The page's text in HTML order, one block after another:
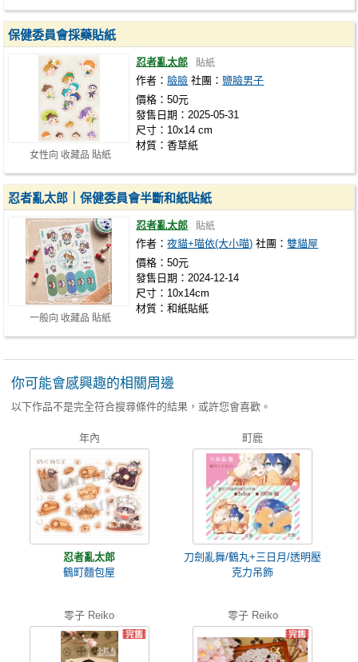
女性向 收藏品 貼紙
保健委員會採藥貼紙
忍者亂太郎 貼紙
作者：臉臉 社團： 鹽臉男子
價格：50元
發售日期：2025-05-31
尺寸：10x14 cm
材質：香草紙
一般向 收藏品 貼紙
忍者亂太郎｜保健委員會半斷和紙貼紙
忍者亂太郎 貼紙
作者：夜貓+喵依(大小喵) 社團：雙貓屋
價格：50元
發售日期：2024-12-14
尺寸：10x14cm
材質：和紙貼紙
你可能會感興趣的相關周邊
以下作品不是完全符合搜尋條件的結果，或許您會喜歡。
年內
忍者亂太郎
鶴町麵包屋
町鹿
刀劍亂舞/鶴丸+三日月/透明壓
克力吊飾
零子 Reiko 零子 Reiko